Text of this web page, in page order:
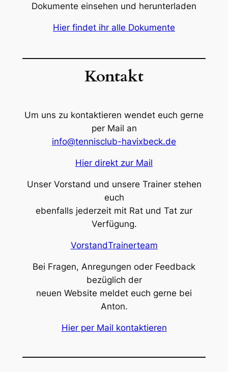
Dokumente einsehen und herunterladen
Hier findet ihr alle Dokumente
Kontakt
Um uns zu kontaktieren wendet euch gerne
per Mail an
info@tennisclub-havixbeck.de
Hier direkt zur Mail
Unser Vorstand und unsere Trainer stehen
euch
ebenfalls jederzeit mit Rat und Tat zur
Verfügung.
VorstandTrainerteam
Bei Fragen, Anregungen oder Feedback
bezüglich der
neuen Website meldet euch gerne bei
Anton.
Hier per Mail kontaktieren